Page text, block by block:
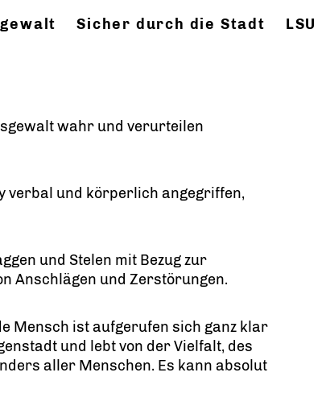
Sicher durch die Stadt LSU
wahr und verurteilen
verbal und körperlich angegriffen,
und Stelen mit Bezug zur
Anschlägen und Zerstörungen.
Mensch ist aufgerufen sich ganz klar
und lebt von der Vielfalt, des
aller Menschen. Es kann absolut